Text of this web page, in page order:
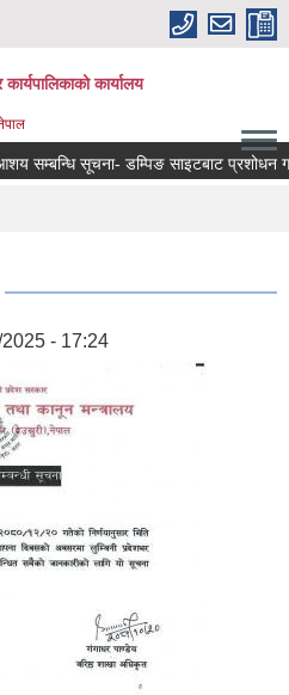
कार्यालय
सम्बन्धि सूचना- डम्पिङ साइटबाट प्रशोधन
- 17:24